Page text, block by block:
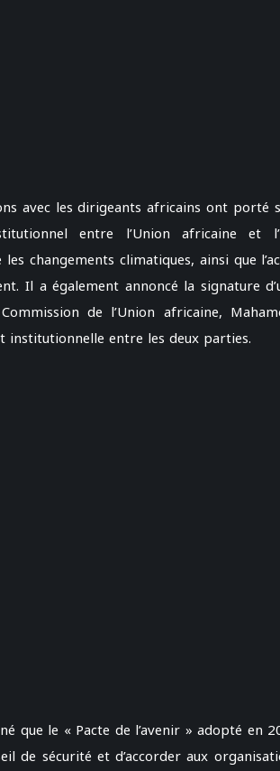
avec les dirigeants africains ont porté
entre l’Union africaine et
changements climatiques, ainsi que
Il a également annoncé la signature
de l’Union africaine,
entre les deux parties.
que le « Pacte de l’avenir » adopté en
de sécurité et d’accorder aux